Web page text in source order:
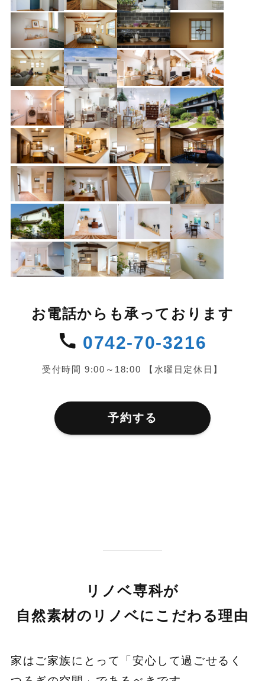
お電話からも承っております
0742-70-3216
受付時間 9:00～18:00 【水曜日定休日】
予約する
リノベ専科が
自然素材のリノベにこだわる理由
家はご家族にとって「安心して過ごせるく